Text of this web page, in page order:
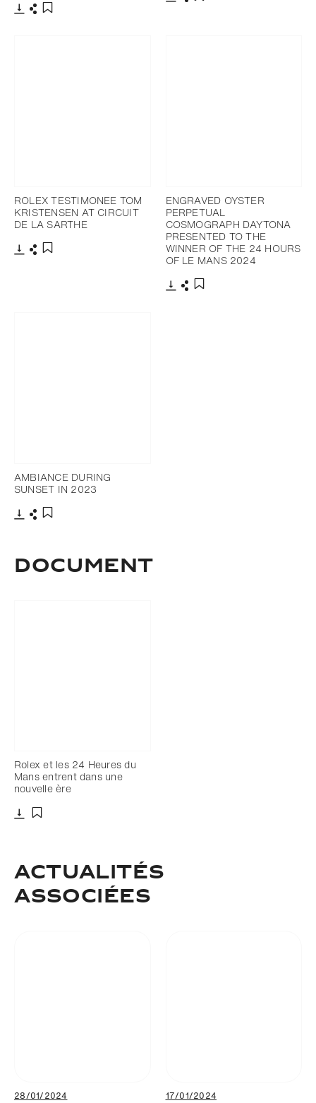
ROLEX TESTIMONEE TOM
KRISTENSEN AT CIRCUIT
DE LA SARTHE
ENGRAVED OYSTER
PERPETUAL
COSMOGRAPH DAYTONA
PRESENTED TO THE
WINNER OF THE 24 HOURS
OF LE MANS 2024
AMBIANCE DURING
SUNSET IN 2023
DOCUMENT
Rolex et les 24 Heures du
Mans entrent dans une
nouvelle ère
ACTUALITÉS
ASSOCIÉES
28/01/2024 17/01/2024